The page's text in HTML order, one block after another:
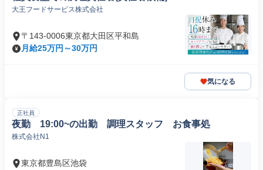
大王フードサービス株式会社
〒143-0006東京都大田区平和島
月給25万円～30万円
気になる
正社員
夜勤 19:00~の出勤 調理スタッフ お食事処
株式会社N1
東京都豊島区池袋